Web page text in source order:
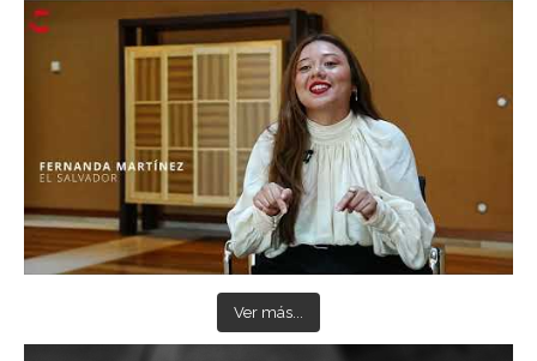
Ver más...